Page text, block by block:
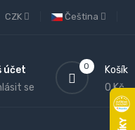
Čeština
CZK
0
Košík
0 Kč
účet
se